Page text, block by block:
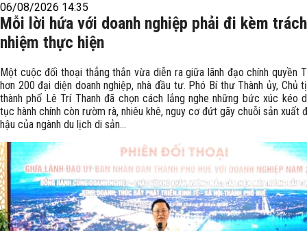
06/08/2026 14:35
Mỗi lời hứa với doanh nghiệp phải đi kèm trách
nhiệm thực hiện
Một cuộc đối thoại thẳng thắn vừa diễn ra giữa lãnh đạo chính quyền
hơn 200 đại diện doanh nghiệp, nhà đầu tư. Phó Bí thư Thành ủy, Chủ
thành phố Lê Trí Thanh đã chọn cách lắng nghe những bức xúc kéo
tục hành chính còn rườm rà, nhiêu khê, nguy cơ đứt gãy chuỗi sản xuất
hậu của ngành du lịch di sản...